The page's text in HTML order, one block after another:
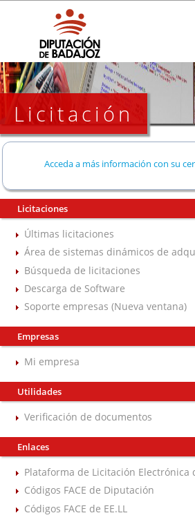
Licitación
Acceda a más información con su
Licitaciones
Últimas licitaciones
Área de sistemas dinámicos de
Búsqueda de licitaciones
Descarga de Software
Soporte empresas (Nueva ventana)
Empresas
Mi empresa
Utilidades
Verificación de documentos
Enlaces
Plataforma de Licitación Electrónica
Códigos FACE de Diputación
Códigos FACE de EE.LL